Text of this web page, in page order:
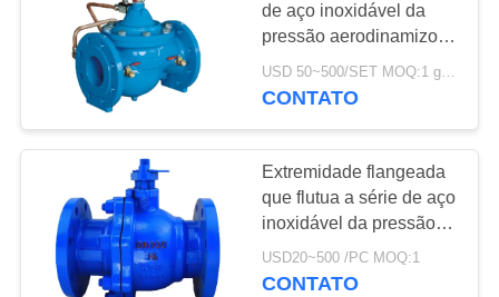
Positioner da
válvula de Digitas
de aço inoxidável da
pressão aerodinamizou
o controle do diafragma
do corpo de WCB
USD 50~500/SET MOQ:1 grupo
CONTATO
Extremidade flangeada
que flutua a série de aço
inoxidável da pressão
Ta da válvula de bola
150LB
USD20~500 /PC MOQ:1
CONTATO